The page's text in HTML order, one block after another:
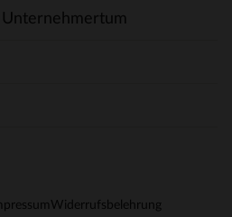
Widerrufsbelehrung